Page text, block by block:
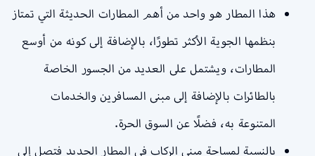
هذا المطار هو واحد من أهم المطارات الحديثة التي تمتاز
بنظمها الجوية الأكثر تطورًا، بالإضافة إلى كونه من أوسع
المطارات، ويشتمل على العديد من الجسور الخاصة
بالطائرات بالإضافة إلى مبنى المسافرين والخدمات
المتنوعة به، فضلًا عن السوق الحرة.
بالنسبة لمساحة مبنى الركاب في المطار الجديد فتصل إلى